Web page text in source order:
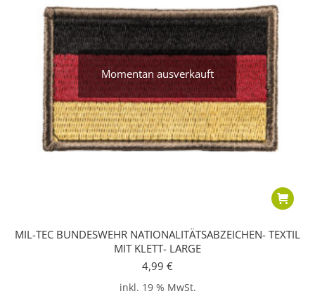
Momentan ausverkauft
MIL-TEC BUNDESWEHR NATIONALITÄTSABZEICHEN- TEXTIL
MIT KLETT- LARGE
4,99 €
inkl. 19 % MwSt.